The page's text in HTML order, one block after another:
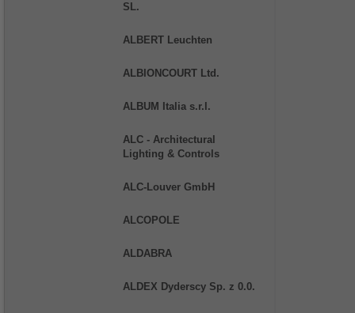
SL.
ALBERT Leuchten
ALBIONCOURT Ltd.
ALBUM Italia s.r.l.
ALC - Architectural
Lighting & Controls
ALC-Louver GmbH
ALCOPOLE
ALDABRA
ALDEX Dyderscy Sp. z 0.0.